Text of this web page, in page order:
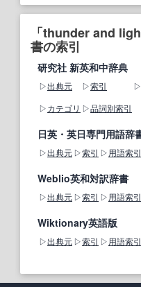
「thunder and
書の索引
研究社 新英和中辞典
出典元 索引
カテゴリ
品詞別索引
日英・英日専門用語辞
出典元 索引 用語索引
Weblio英和対訳辞書
出典元 索引 用語索引
Wiktionary英語版
出典元 索引 用語索引